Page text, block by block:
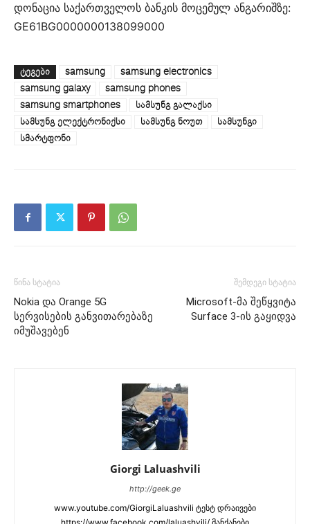
დონაცია საქართველოს ბანკის მოცემულ ანგარიშზე:
GE61BG0000000138099000
ᲢᲔᲒᲔᲑᲘ samsung
samsung electronics
samsung galaxy
samsung phones
samsung smartphones
სამსუნგ გალაქსი
სამსუნგ ელექტრონიქსი
სამსუნგ ნოუთ
სამსუნგი
სმარტფონი
წინა სტატია
Nokia და Orange 5G
სერვისების განვითარებაზე
იმუშავებენ
შემდეგი სტატია
Microsoft-მა შეწყვიტა
Surface 3-ის გაყიდვა
Giorgi Laluashvili
http://geek.ge
www.youtube.com/GiorgiLaluashvili ტესტ დრაივები